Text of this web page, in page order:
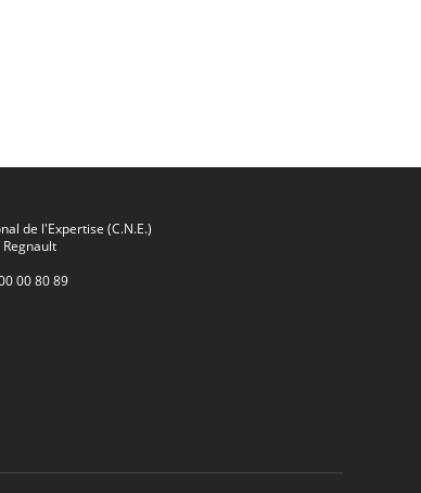
de l'Expertise (C.N.E.)
00 80 89